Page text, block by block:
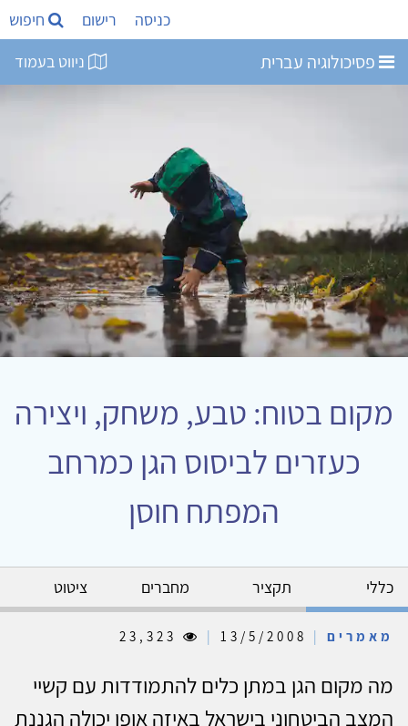
כניסה רישום חיפוש
פסיכולוגיה עברית ניווט בעמוד
מקום בטוח: טבע, משחק, ויצירה
כעזרים לביסוס הגן כמרחב
המפתח חוסן
כללי תקציר מחברים ציטוט
מאמרים |
|
מה מקום הגן במתן כלים להתמודדות עם קשיי
המצב הביטחוני בישראל באיזה אופן יכולה הגננת